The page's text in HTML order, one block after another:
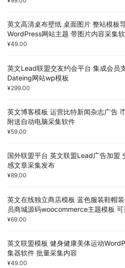
英文高清桌布壁纸 桌面图片 整站模板
WordPress网站主题 带图片内容采集
¥49.00
英文Lead联盟交友约会平台 集成会员
Dateing网站wp模板
¥299.00
英文博客模板 运营比特新闻杂志广告
附送自动电脑采集软件
¥59.00
国外联盟平台 英文联盟Lead广告加盟
感文章采集发布
¥89.00
英文在线独立商店模板 蓝色服装鞋帽
员商城源码woocommerce主题模板
¥69.00
英文联盟模板 健身健康美体运动
集器软件 批量采集内容
¥49.00